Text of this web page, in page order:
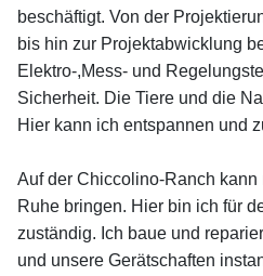
beschäftigt. Von der
bis hin zur Projektabwicklung
Elektro-,Mess- und
Sicherheit. Die Tiere und die
Hier kann ich entspannen und
Auf der Chiccolino-Ranch kann
Ruhe bringen. Hier bin ich für
zuständig. Ich baue und
und unsere Gerätschaften